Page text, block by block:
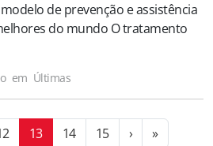
de prevenção e assistência
do mundo O tratamento
em Últimas
13 14 15 › »